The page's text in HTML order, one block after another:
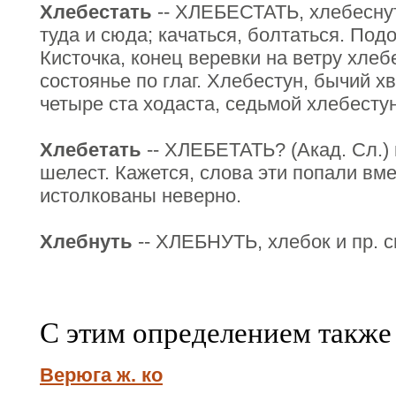
Хлебестать -- ХЛЕБЕСТАТЬ,
туда и сюда; качаться, болтаться.
Кисточка, конец веревки на ветру
состоянье по глаг. Хлебестун, бычий
четыре ста ходаста, седьмой
Хлебетать -- ХЛЕБЕТАТЬ? (Акад. Сл.)
шелест. Кажется, слова эти попали
истолкованы неверно.
Хлебнуть -- ХЛЕБНУТЬ, хлебок и пр.
С этим определением
Верюга ж. ко